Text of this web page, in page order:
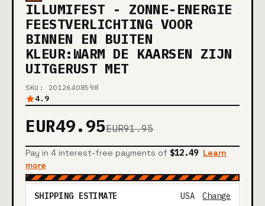
ILLUMIFEST - ZONNE-ENERGIE
FEESTVERLICHTING VOOR
BINNEN EN BUITEN
KLEUR:WARM DE KAARSEN ZIJN
UITGERUST MET
SKU: 20126408598
4.9
EUR49.95EUR91.95
Pay in 4 interest-free payments of $12.49 Learn
more
SHIPPING ESTIMATE USA Change